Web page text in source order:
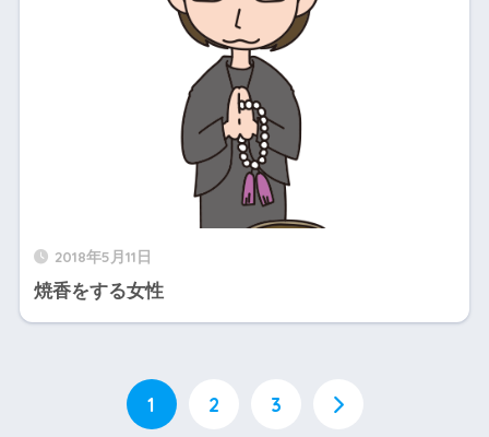
2018年5月11日
焼香をする女性
1 2 3